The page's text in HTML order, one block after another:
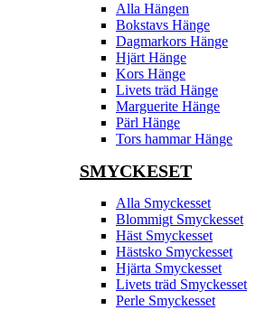
Alla Hängen
Bokstavs Hänge
Dagmarkors Hänge
Hjärt Hänge
Kors Hänge
Livets träd Hänge
Marguerite Hänge
Pärl Hänge
Tors hammar Hänge
SMYCKESET
Alla Smyckesset
Blommigt Smyckesset
Häst Smyckesset
Hästsko Smyckesset
Hjärta Smyckesset
Livets träd Smyckesset
Perle Smyckesset